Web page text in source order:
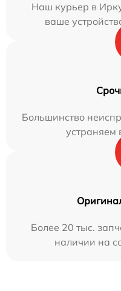
Наш курьер в
ваше
Большинство
устраняем
Более 20 тыс.
наличии на